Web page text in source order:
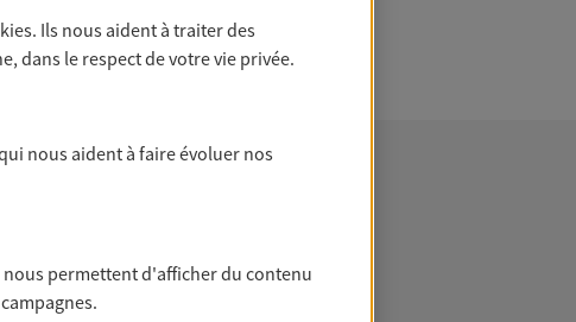
. Ils nous aident à traiter des
dans le respect de votre vie privée.
nous aident à faire évoluer nos
permettent d'afficher du contenu